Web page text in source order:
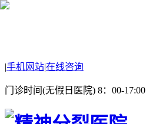
|手机网站|在线咨询
门诊时间(无假日医院) 8：00-17:00